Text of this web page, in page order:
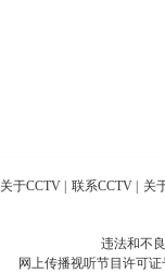
关于CCTV 联系CCTV 关
违法和不
网上传播视听节目许可证